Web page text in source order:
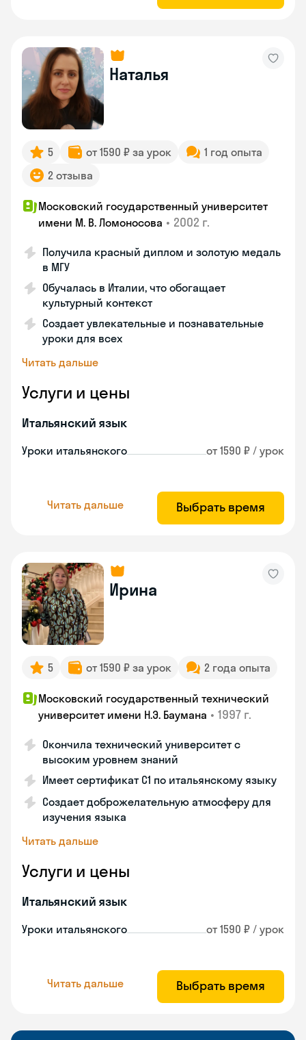
Наталья
5 от 1590 ₽ за урок
1 год опыта
2 отзыва
Московский государственный университет
имени М. В. Ломоносова • 2002 г.
Получила красный диплом и золотую медаль
в МГУ
Обучалась в Италии, что обогащает
культурный контекст
Создает увлекательные и познавательные
уроки для всех
Читать дальше
Услуги и цены
Итальянский язык
Уроки итальянского от 1590 ₽ / урок
Читать дальше Выбрать время
Ирина
5 от 1590 ₽ за урок 2 года опыта
Московский государственный технический
университет имени Н.Э. Баумана • 1997 г.
Окончила технический университет с
высоким уровнем знаний
Имеет сертификат C1 по итальянскому языку
Создает доброжелательную атмосферу для
изучения языка
Читать дальше
Услуги и цены
Итальянский язык
Уроки итальянского от 1590 ₽ / урок
Читать дальше Выбрать время